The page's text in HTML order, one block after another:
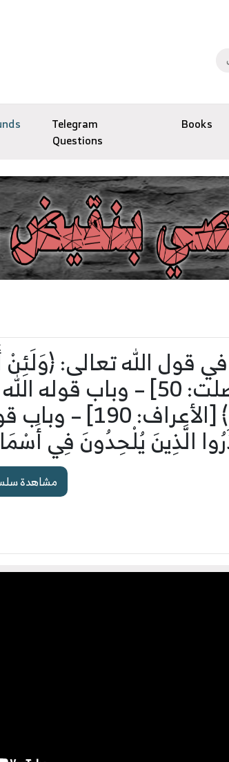
Telegram
Questions
Books
[باب ما جاء في قول الله
بَعْدِ ضَرَّاءَ مَسَّتْهُ لَيَقُولَنَّ هَذَا لِي﴾
صَالِحًا جَعَلَا لَهُ شُرَكَاءَ
يُلْحِدُونَ فِي أَسْمَائِهِ﴾
مشاهدة